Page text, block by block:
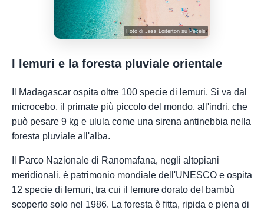
Foto di Jess Loitertonsu Pexels
I lemuri e la foresta pluviale orientale
Il Madagascar ospita oltre 100 specie di lemuri. Si va dal
microcebo, il primate più piccolo del mondo, all'indri, che
può pesare 9 kg e ulula come una sirena antinebbia nella
foresta pluviale all'alba.
Il Parco Nazionale di Ranomafana, negli altopiani
meridionali, è patrimonio mondiale dell'UNESCO e ospita
12 specie di lemuri, tra cui il lemure dorato del bambù
scoperto solo nel 1986. La foresta è fitta, ripida e piena di